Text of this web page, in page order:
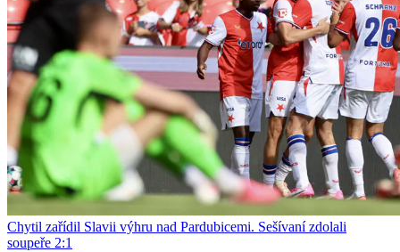
Chytil zařídil Slavii výhru nad Pardubicemi. Sešívaní zdolali
soupeře 2:1